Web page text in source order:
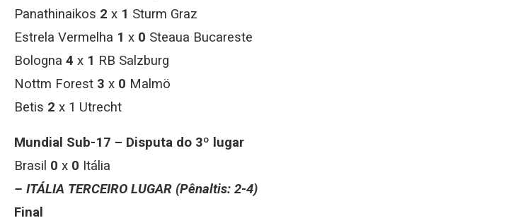
Panathinaikos 2 x 1 Sturm Graz
Estrela Vermelha 1 x 0 Steaua Bucareste
Bologna 4 x 1 RB Salzburg
Nottm Forest 3 x 0 Malmö
Betis 2 x 1 Utrecht
Mundial Sub-17 – Disputa do 3º lugar
Brasil 0 x 0 Itália
– ITÁLIA TERCEIRO LUGAR (Pênaltis: 2-4)
Final